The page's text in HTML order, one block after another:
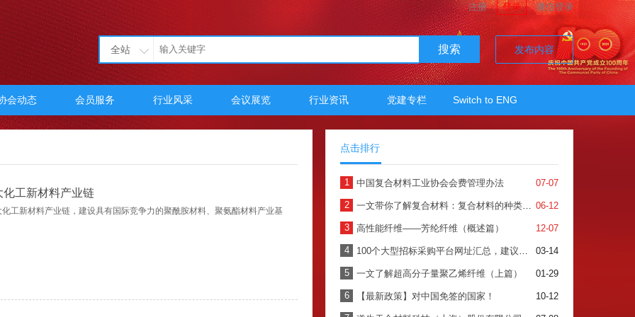
注册 登录 微信登录
全站 搜索 发布内容
会动态 会员服务 行业风采 会议展览 行业资讯 党建专栏 Switch to ENG
工新材料产业链
工新材料产业链，建设具有国际竞争力的聚酰胺材料、聚氨酯材料产业基
点击排行
1 07-07
中国复合材料工业协会会费管理办法
2 06-12
一文带你了解复合材料：复合材料的种类、加工及应用
3 12-07
高性能纤维——芳纶纤维（概述篇）
4 03-14
100个大型招标采购平台网址汇总，建议收藏！（上）
5 01-29
一文了解超高分子量聚乙烯纤维（上篇）
6 10-12
【最新政策】对中国免签的国家！